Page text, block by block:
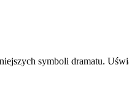
symboli dramatu.